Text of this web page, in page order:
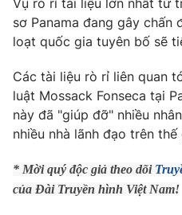
Theo dõi báo trên
Cơ quan báo chí:Thời báo VTV
Giấy phép hoạt động báo in và
cấp ngày 29/12/2023
Tổng Biên tập:Vũ Thanh Thủy
Phó Tổng Biên tập:Nguyễn Thị
Nguyễn Trọng Ninh
024.38 355 931
Vụ rò rỉ tài liệu lớn nhất từ
sơ Panama đang gây chấn
loạt quốc gia tuyên bố sẽ
Các tài liệu rò rỉ liên quan
luật Mossack Fonseca tại
này đã "giúp đỡ" nhiều
nhiều nhà lãnh đạo trên
* Mời quý độc giả theo dõi
của Đài Truyền hình Việt Nam!